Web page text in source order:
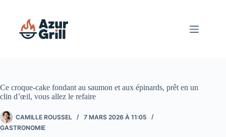
Ce croque-cake fondant au saumon et aux épinards, prêt en un
clin d’œil, vous allez le refaire
CAMILLE ROUSSEL
7 MARS 2026 À 11:05
GASTRONOMIE